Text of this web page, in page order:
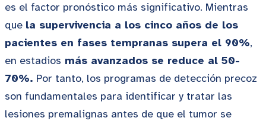
es el factor pronóstico más significativo. Mientras
que la supervivencia a los cinco años de los
pacientes en fases tempranas supera el 90%,
en estadios más avanzados se reduce al 50-
70%. Por tanto, los programas de detección precoz
son fundamentales para identificar y tratar las
lesiones premalignas antes de que el tumor se